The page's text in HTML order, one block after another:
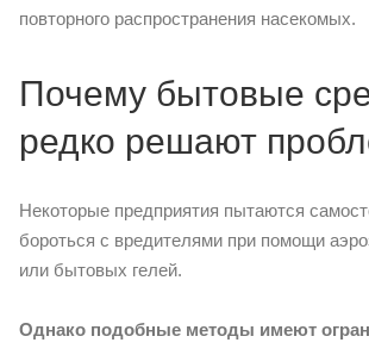
повторного распространения насекомых.
Почему бытовые
редко решают
Некоторые предприятия пытаются
бороться с вредителями при помощи
или бытовых гелей.
Однако подобные методы имеют